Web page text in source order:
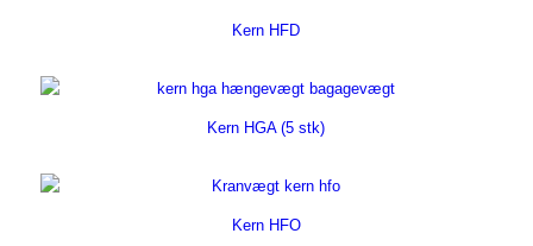
Kern HFD
Kern HGA (5 stk)
Kern HFO